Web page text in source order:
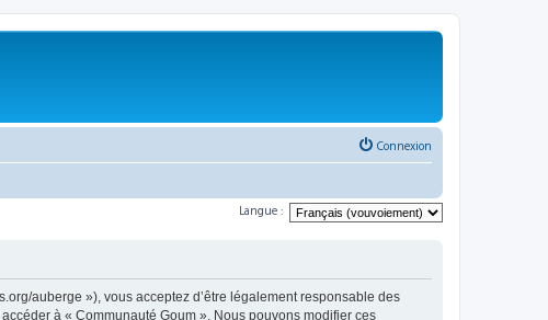
Connexion
Langue :
auberge »), vous acceptez d’être légalement responsable des
à « Communauté Goum ». Nous pouvons modifier ces